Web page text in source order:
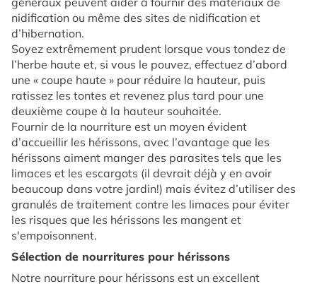
nidification ou même des sites de nidification et
d’hibernation.
Soyez extrêmement prudent lorsque vous tondez de
l’herbe haute et, si vous le pouvez, effectuez d’abord
une « coupe haute » pour réduire la hauteur, puis
ratissez les tontes et revenez plus tard pour une
deuxième coupe à la hauteur souhaitée.
Fournir de la nourriture est un moyen évident
d’accueillir les hérissons, avec l’avantage que les
hérissons aiment manger des parasites tels que les
limaces et les escargots (il devrait déjà y en avoir
beaucoup dans votre jardin!) mais évitez d’utiliser des
granulés de traitement contre les limaces pour éviter
les risques que les hérissons les mangent et
s'empoisonnent.
Sélection de nourritures pour hérissons
Notre nourriture pour hérissons est un excellent